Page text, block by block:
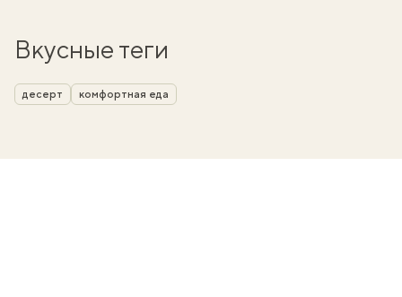
Вкусные теги
десерт комфортная еда